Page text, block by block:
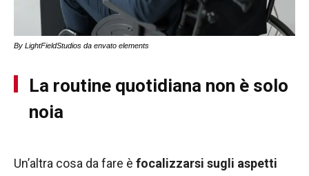
By LightFieldStudios da envato elements
La routine quotidiana non è solo
noia
Un’altra cosa da fare è focalizzarsi sugli aspetti